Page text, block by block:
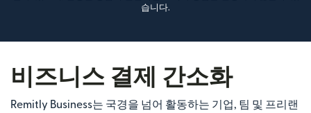
습니다.
비즈니스 결제 간소화
Remitly Business는 국경을 넘어 활동하는 기업, 팀 및 프리랜